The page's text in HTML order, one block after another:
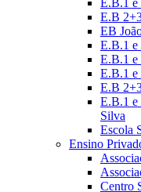
E.B
EB
E.B.1 e
E.B.1 e
E.B.1 e
E.B
E.B.1 e
Silva
Escola
Ensino
Centro